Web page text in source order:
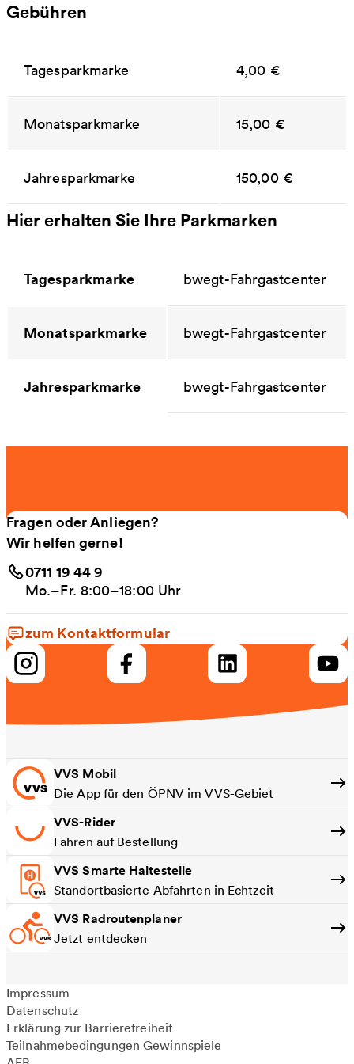
Gebühren
Tagesparkmarke 4,00 €
Monatsparkmarke 15,00 €
Jahresparkmarke 150,00 €
Hier erhalten Sie Ihre Parkmarken
Tagesparkmarke bwegt-Fahrgastcenter
Monatsparkmarke bwegt-Fahrgastcenter
Jahresparkmarke bwegt-Fahrgastcenter
Fragen oder Anliegen?
Wir helfen gerne!
0711 19 44 9
Mo.–Fr. 8:00–18:00 Uhr
zum Kontaktformular
VVS Mobil
Die App für den ÖPNV im VVS-Gebiet
VVS-Rider
Fahren auf Bestellung
VVS Smarte Haltestelle
Standortbasierte Abfahrten in Echtzeit
VVS Radroutenplaner
Jetzt entdecken
Impressum
Datenschutz
Erklärung zur Barrierefreiheit
Teilnahmebedingungen Gewinnspiele